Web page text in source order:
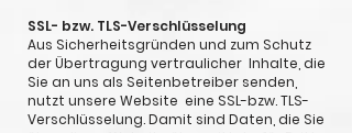
SSL- bzw. TLS-Verschlüsselung
Aus Sicherheitsgründen und zum Schutz
der Übertragung vertraulicher Inhalte, die
Sie an uns als Seitenbetreiber senden,
nutzt unsere Website eine SSL-bzw. TLS-
Verschlüsselung. Damit sind Daten, die Sie